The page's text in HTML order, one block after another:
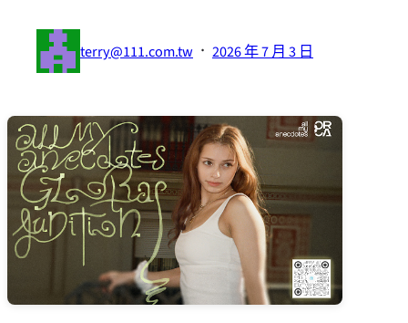
terry@111.com.tw · 2026 年 7 月 3 日